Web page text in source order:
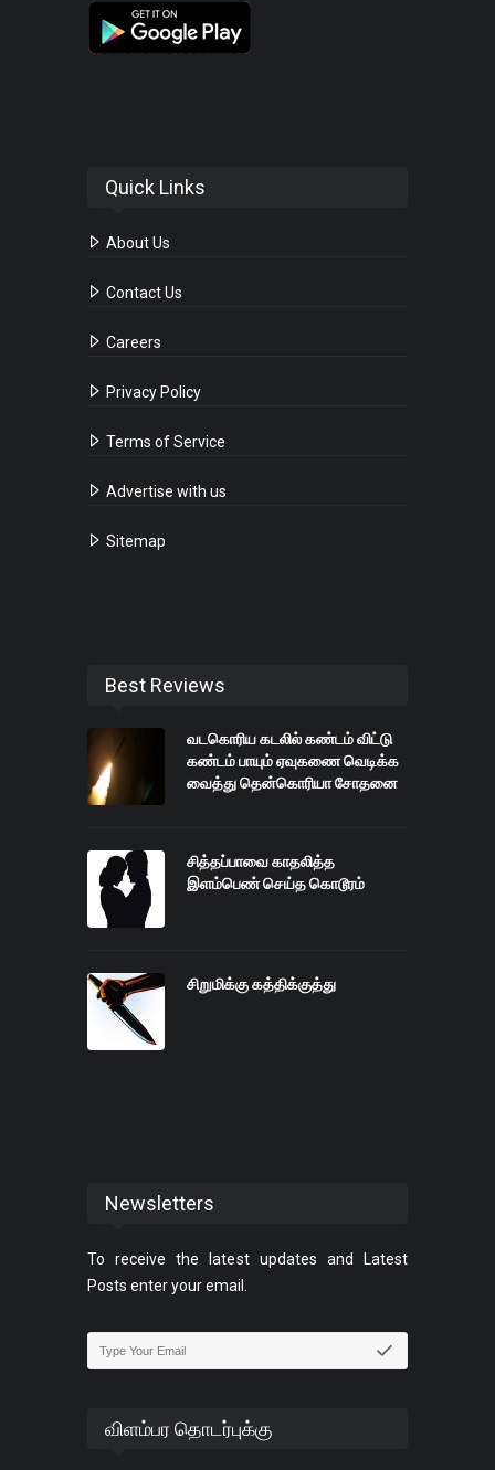
Quick Links
About Us
Contact Us
Careers
Privacy Policy
Terms of Service
Advertise with us
Sitemap
Best Reviews
வடகொரிய கடலில் கண்டம் விட்டு
கண்டம் பாயும் ஏவுகணை வெடிக்க
வைத்து தென்கொரியா சோதனை
சித்தப்பாவை காதலித்த
இளம்பெண் செய்த கொடூரம்
சிறுமிக்கு கத்திக்குத்து
Newsletters
To receive the latest updates and Latest
Posts enter your email.
விளம்பர தொடர்புக்கு